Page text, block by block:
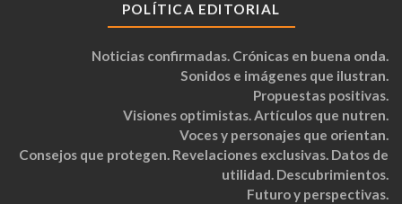
POLÍTICA EDITORIAL
Noticias confirmadas. Crónicas en buena onda.
Sonidos e imágenes que ilustran.
Propuestas positivas.
Visiones optimistas. Artículos que nutren.
Voces y personajes que orientan.
Consejos que protegen. Revelaciones exclusivas. Datos de
utilidad. Descubrimientos.
Futuro y perspectivas.